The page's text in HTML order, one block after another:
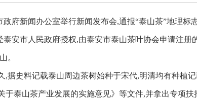
政府新闻办公室举行新闻发布会,通报“泰山茶”地理标
市人民政府授权,由泰安市泰山茶叶协会申请注册
。
史料记载泰山周边茶树始种于宋代,明清均有种植记
于泰山茶产业发展的实施意见》等文件,并拿出专项